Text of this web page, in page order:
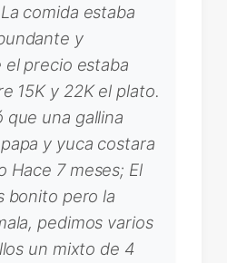
comida estaba
y
precio estaba
15K y 22K el plato.
que una gallina
y yuca costara
Hace 7 meses; El
bonito pero la
pedimos varios
un mixto de 4